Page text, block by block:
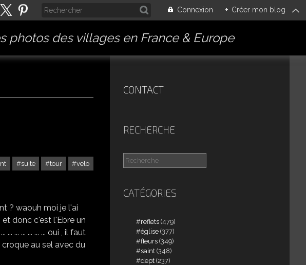
Connexion + Créer mon blog
photos des villages en France & Europe
suite tour velo
? waouh moi je l'ai
et donc c'est l'Ebre un
... ... ... ... ... oui , il faut
croque au sel avec du
CONTACT
RECHERCHE
CATÉGORIES
reflets (479)
église (377)
fleurs (349)
saint (348)
dept (237)